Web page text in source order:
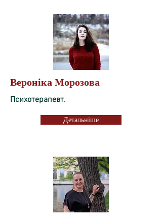
Вероніка Морозова
Психотерапевт.
Детальніше